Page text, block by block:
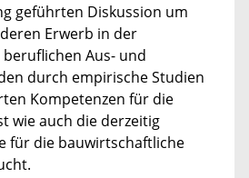
geführten Diskussion um
Erwerb in der
Aus- und
durch empirische Studien
Kompetenzen für die
wie auch die derzeitig
für die bauwirtschaftliche